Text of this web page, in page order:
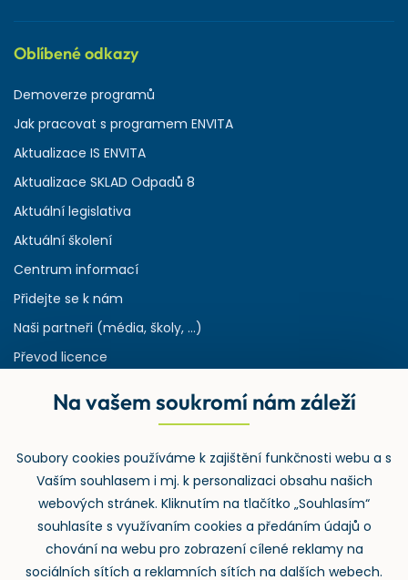
Oblíbené odkazy
Demoverze programů
Jak pracovat s programem ENVITA
Aktualizace IS ENVITA
Aktualizace SKLAD Odpadů 8
Aktuální legislativa
Aktuální školení
Centrum informací
Přidejte se k nám
Naši partneři (média, školy, ...)
Převod licence
Rejstřík používaných zkratek v odpadech
Zpětný odběr
Na vašem soukromí nám záleží
Soubory cookies používáme k zajištění funkčnosti webu a s
Vaším souhlasem i mj. k personalizaci obsahu našich
webových stránek. Kliknutím na tlačítko „Souhlasím“
souhlasíte s využívaním cookies a předáním údajů o
chování na webu pro zobrazení cílené reklamy na
sociálních sítích a reklamních sítích na dalších webech.